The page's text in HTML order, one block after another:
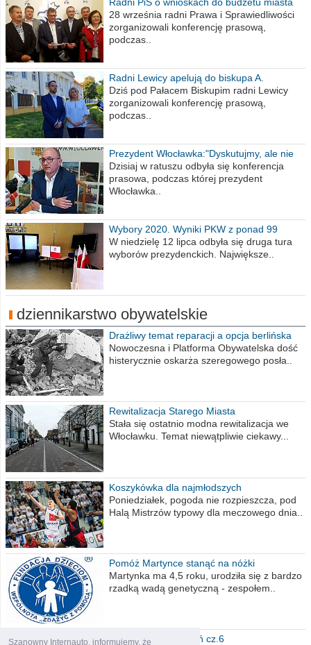
Szanowny Internauto, informujemy, że
na 2021 rok
28 września radni Prawa i Sprawiedliwości
zorganizowali konferencję prasową,
podczas..
Radni Lewicy apelują do biskupa A.
Wiesława Meringa
Dziś pod Pałacem Biskupim radni Lewicy
zorganizowali konferencję prasową,
podczas..
Prezydent Włocławka:"Dyskutujmy, ale nie
obrażajmy się”
Dzisiaj w ratuszu odbyła się konferencja
prasowa, podczas której prezydent
Włocławka..
Wybory 2020. Wyniki PKW z ponad 99
procent obwodów
W niedzielę 12 lipca odbyła się druga tura
wyborów prezydenckich. Największe..
dziennikarstwo obywatelskie
Drażliwy temat reparacji a opcja berlińska
Nowoczesna i Platforma Obywatelska dość
histerycznie oskarża szeregowego posła..
Rewitalizacja Starego Miasta
Stała się ostatnio modna rewitalizacja we
Włocławku. Temat niewątpliwie ciekawy...
Koszykówka dla najmłodszych
Poniedziałek, pogoda nie rozpieszcza, pod
Halą Mistrzów typowy dla meczowego dnia..
Pomóż Martynce stanąć na nóżki
Martynka ma 4,5 roku, urodziła się z bardzo
rzadką wadą genetyczną - zespołem..
Polska moich marzeń cz.6